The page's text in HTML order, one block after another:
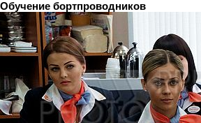
Обучение бортпроводников